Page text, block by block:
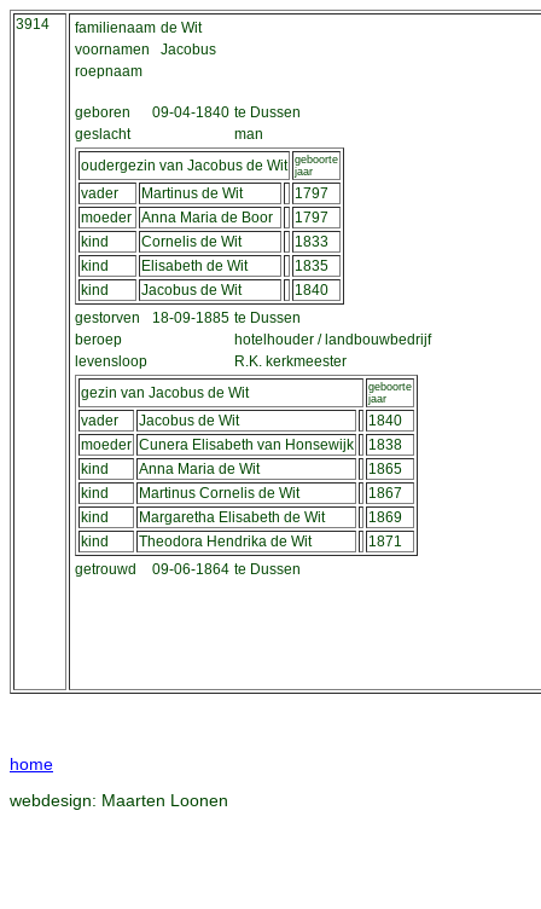
3914 familienaam de Wit
voornamen
Jacobus
roepnaam
geboren 09-04-1840 te Dussen
geslacht
man
oudergezin van Jacobus de Wit geboorte
jaar
vader Martinus de Wit
1797
moeder Anna Maria de Boor
1797
kind
Cornelis de Wit
1833
kind
Elisabeth de Wit
1835
kind
Jacobus de Wit
1840
gestorven
18-09-1885 te Dussen
beroep
hotelhouder / landbouwbedrijf
levensloop
R.K. kerkmeester
gezin van Jacobus de Wit
geboorte
jaar
vader Jacobus de Wit
1840
moeder Cunera Elisabeth van Honsewijk
1838
kind
Anna Maria de Wit
1865
kind
Martinus Cornelis de Wit
1867
kind
Margaretha Elisabeth de Wit
1869
kind
Theodora Hendrika de Wit
1871
getrouwd
09-06-1864 te Dussen
home
webdesign: Maarten Loonen